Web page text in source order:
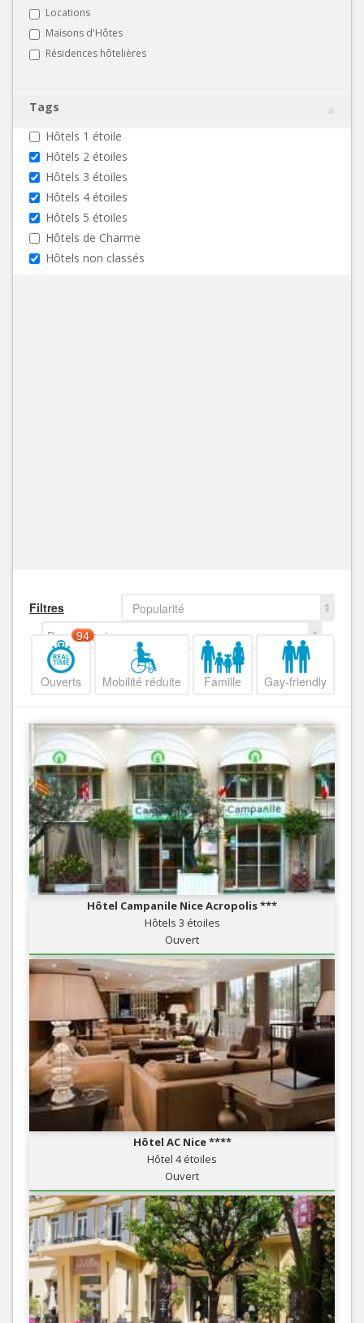
Locations
Maisons d'Hôtes
Résidences hôtelières
Tags
Hôtels 1 étoile
Hôtels 2 étoiles
Hôtels 3 étoiles
Hôtels 4 étoiles
Hôtels 5 étoiles
Hôtels de Charme
Hôtels non classés
Filtres
Popularité
Decroissant
Ouverts
94
Mobilité réduite Famille Gay-friendly
Hôtel Campanile Nice Acropolis ***
Hôtels 3 étoiles
Ouvert
Hôtel AC Nice ****
Hôtel 4 étoiles
Ouvert